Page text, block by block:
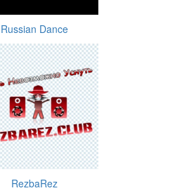
Russian Dance
RezbaRez